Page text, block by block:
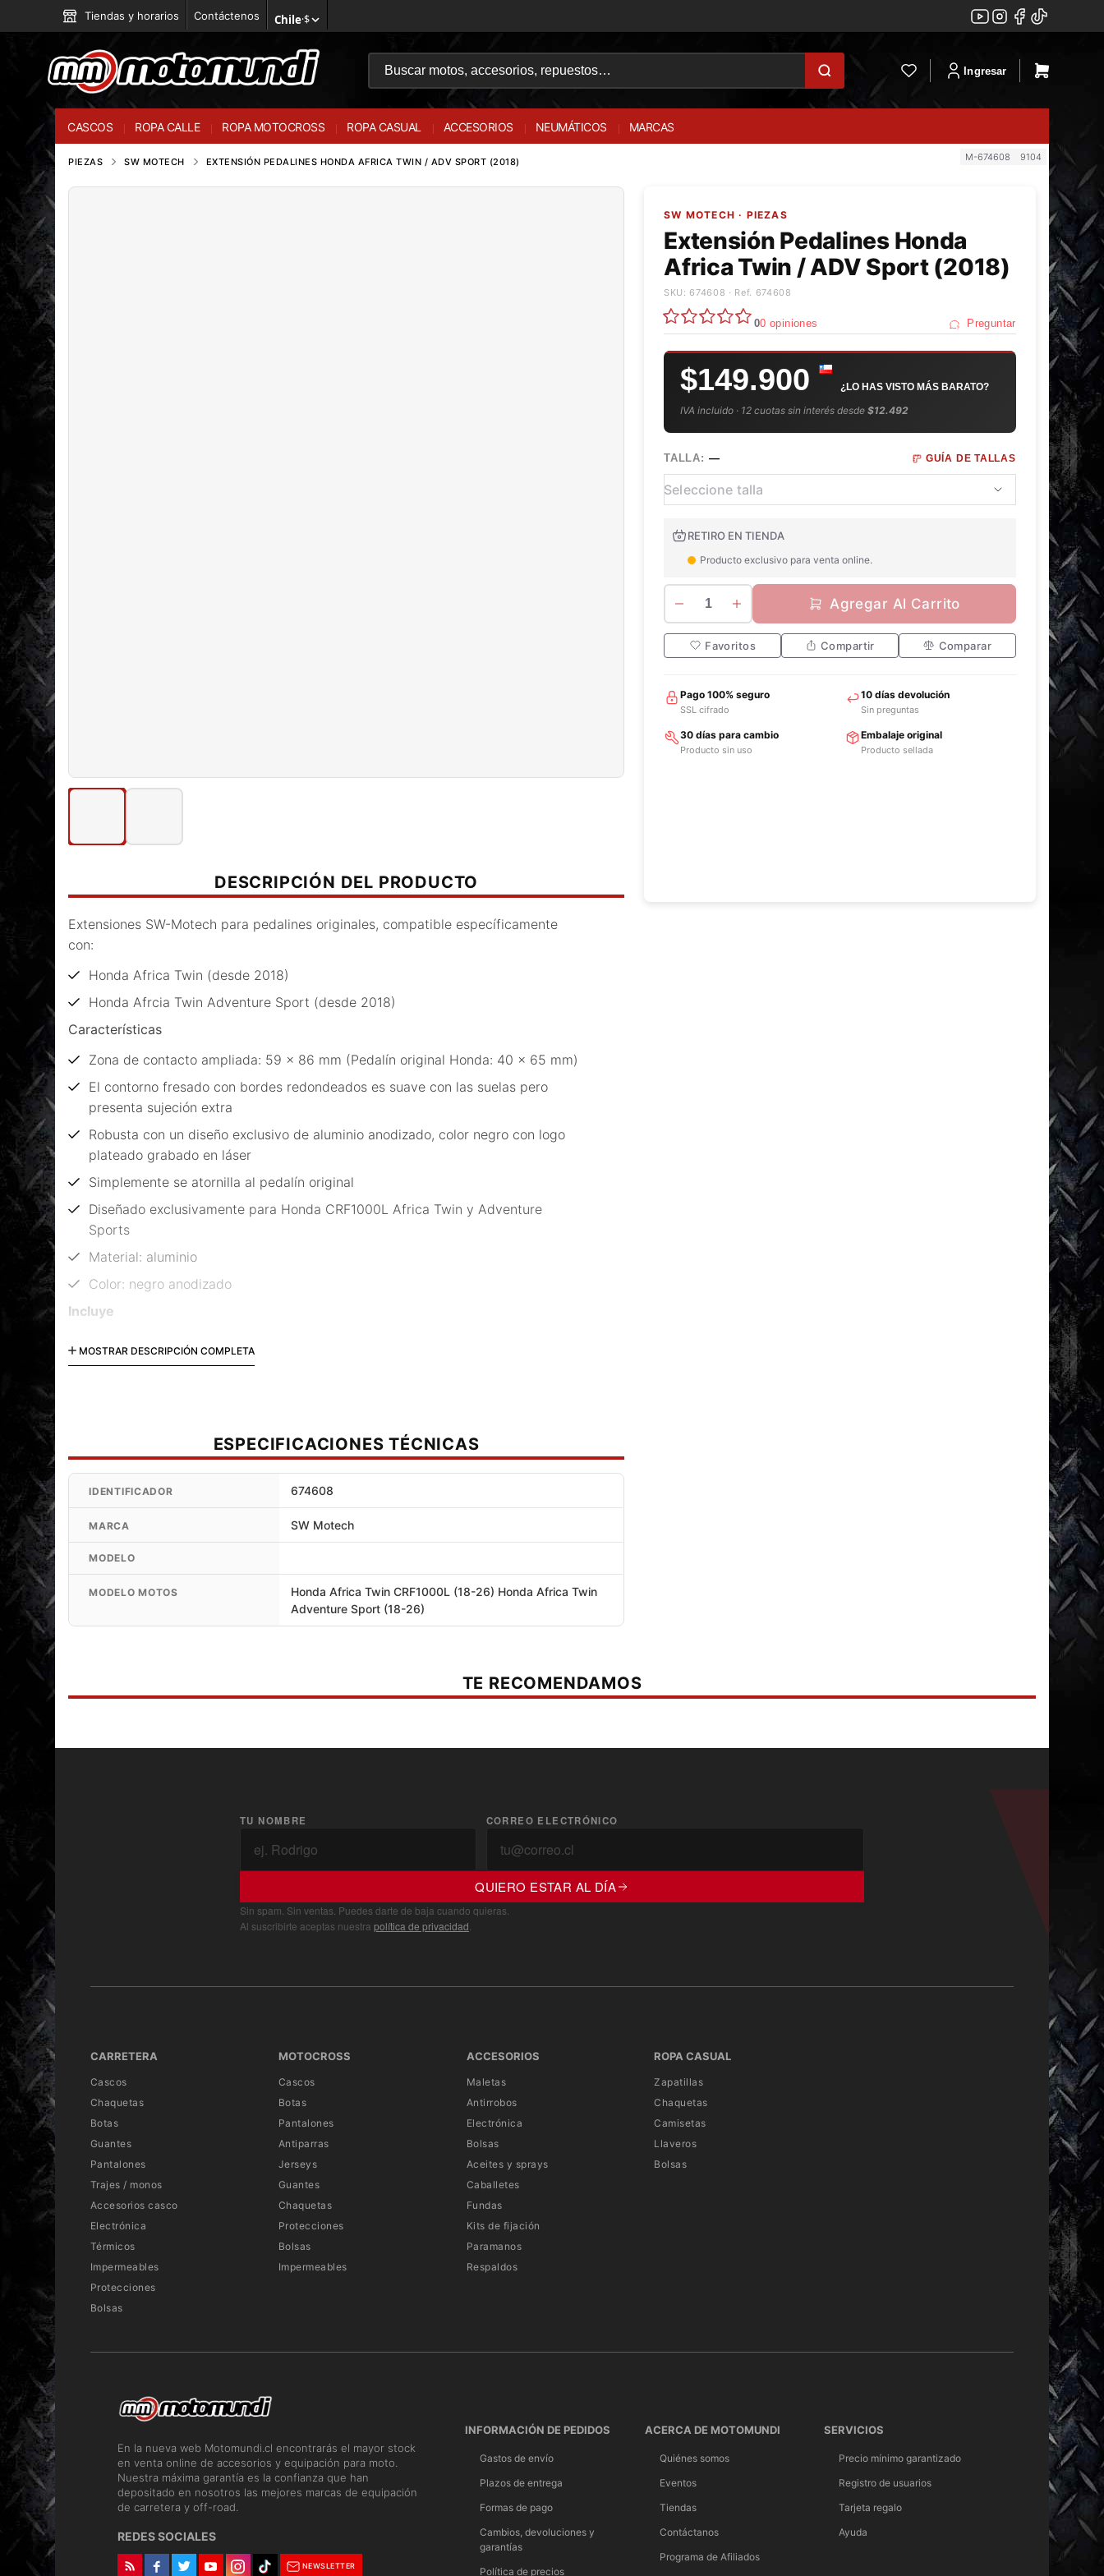
Tiendas y horarios Contáctenos Chile·$
Ingresar
CASCOS ROPA CALLE ROPA MOTOCROSS ROPA CASUAL ACCESORIOS NEUMÁTICOS MARCAS
PIEZAS SW MOTECH EXTENSIÓN PEDALINES HONDA AFRICA TWIN / ADV SPORT (2018) M-674608 9104
DESCRIPCIÓN DEL PRODUCTO
Extensiones SW-Motech para pedalines originales, compatible específicamente
con:
Honda Africa Twin (desde 2018)
Honda Afrcia Twin Adventure Sport (desde 2018)
Características
Zona de contacto ampliada: 59 x 86 mm (Pedalín original Honda: 40 x 65 mm)
El contorno fresado con bordes redondeados es suave con las suelas pero
presenta sujeción extra
Robusta con un diseño exclusivo de aluminio anodizado, color negro con logo
plateado grabado en láser
Simplemente se atornilla al pedalín original
Diseñado exclusivamente para Honda CRF1000L Africa Twin y Adventure
Sports
Material: aluminio
Color: negro anodizado
Incluye
Kit extensión de pedalín original para Honda CRF1000L Africa Twin y
Adventure Sports
Código: FRS.01.890.10000/B
MOSTRAR DESCRIPCIÓN COMPLETA
ESPECIFICACIONES TÉCNICAS
IDENTIFICADOR 674608
MARCA SW Motech
MODELO
MODELO MOTOS
Honda Africa Twin CRF1000L (18-26) Honda Africa Twin
Adventure Sport (18-26)
SW MOTECH · PIEZAS
Extensión Pedalines Honda
Africa Twin / ADV Sport (2018)
SKU: 674608 · Ref. 674608
00 opiniones Preguntar
$149.900 ¿LO HAS VISTO MÁS BARATO?
IVA incluido · 12 cuotas sin interés desde$12.492
TALLA: — GUÍA DE TALLAS
RETIRO EN TIENDA
Producto exclusivo para venta online.
1 Agregar Al Carrito
Favoritos Compartir Comparar
Pago 100% seguro
SSL cifrado
10 días devolución
Sin preguntas
30 días para cambio
Producto sin uso
Embalaje original
Producto sellada
TE RECOMENDAMOS
TU NOMBRE CORREO ELECTRÓNICO
QUIERO ESTAR AL DÍA
Sin spam. Sin ventas. Puedes darte de baja cuando quieras.
Al suscribirte aceptas nuestra política de privacidad
CARRETERA
Cascos
Chaquetas
Botas
Guantes
Pantalones
Trajes / monos
Accesorios casco
Electrónica
Térmicos
Impermeables
Protecciones
Bolsas
MOTOCROSS
Cascos
Botas
Pantalones
Antiparras
Jerseys
Guantes
Chaquetas
Protecciones
Bolsas
Impermeables
ACCESORIOS
Maletas
Antirrobos
Electrónica
Bolsas
Aceites y sprays
Caballetes
Fundas
Kits de fijación
Paramanos
Respaldos
ROPA CASUAL
Zapatillas
Chaquetas
Camisetas
Llaveros
Bolsas
En la nueva web Motomundi.cl encontrarás el mayor stock
en venta online de accesorios y equipación para moto.
Nuestra máxima garantía es la confianza que han
depositado en nosotros las mejores marcas de equipación
de carretera y off-road.
REDES SOCIALES
NEWSLETTER
INFORMACIÓN DE PEDIDOS
Gastos de envío
Plazos de entrega
Formas de pago
Cambios, devoluciones y
garantías
Política de precios
ACERCA DE MOTOMUNDI
Quiénes somos
Eventos
Tiendas
Contáctanos
Programa de Afiliados
SERVICIOS
Precio mínimo garantizado
Registro de usuarios
Tarjeta regalo
Ayuda